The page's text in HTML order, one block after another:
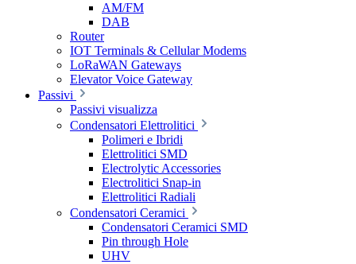
AM/FM
DAB
Router
IOT Terminals & Cellular Modems
LoRaWAN Gateways
Elevator Voice Gateway
Passivi
Passivi visualizza
Condensatori Elettrolitici
Polimeri e Ibridi
Elettrolitici SMD
Electrolytic Accessories
Electrolitici Snap-in
Elettrolitici Radiali
Condensatori Ceramici
Condensatori Ceramici SMD
Pin through Hole
UHV